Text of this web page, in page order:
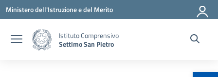
Vai ai contenuti
Vai al menu di navigazione
Vai al footer
Ministero dell'Istruzione e del Merito
Istituto Comprensivo
Settimo San Pietro